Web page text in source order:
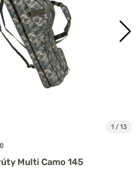
1 / 13
Multi Camo 145